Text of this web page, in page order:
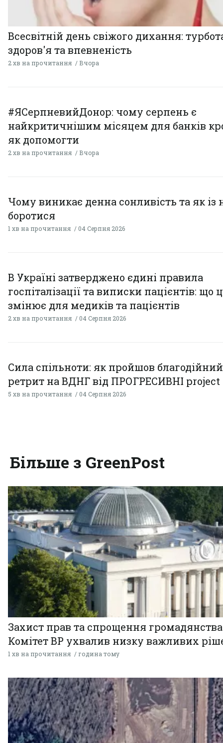
Всесвітній день свіжого дихання:
здоров'я та впевненість
2 хв на прочитання Вчора
#ЯСерпневийДонор: чому серпень є
найкритичнішим місяцем для банків
як допомогти
2 хв на прочитання Вчора
Чому виникає денна сонливість та як із
боротися
1 хв на прочитання 04 Серпня 2026
В Україні затверджено єдині правила
госпіталізації та виписки пацієнтів: що
змінює для медиків та пацієнтів
2 хв на прочитання 04 Серпня 2026
Сила спільноти: як пройшов благодійний
ретрит на ВДНГ від ПРОГРЕСИВНІ project
5 хв на прочитання 04 Серпня 2026
Більше з GreenPost
Захист прав та спрощення
Комітет ВР ухвалив низку важливих
1 хв на прочитання година тому